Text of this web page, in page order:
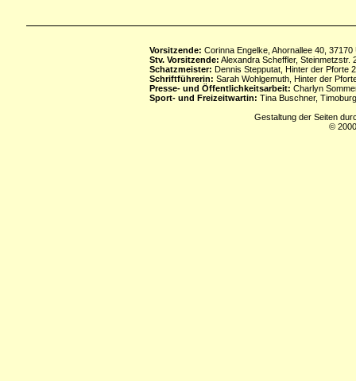
Vorsitzende: Corinna Engelke, Ahornallee 40,
Stv. Vorsitzende: Alexandra Scheffler, Steinmetzstr.
Schatzmeister: Dennis Stepputat, Hinter der Pforte
Schriftführerin: Sarah Wohlgemuth, Hinter der
Presse- und Öffentlichkeitsarbeit: Charlyn
Sport- und Freizeitwartin: Tina Buschner,
Gestaltung der Seiten
©